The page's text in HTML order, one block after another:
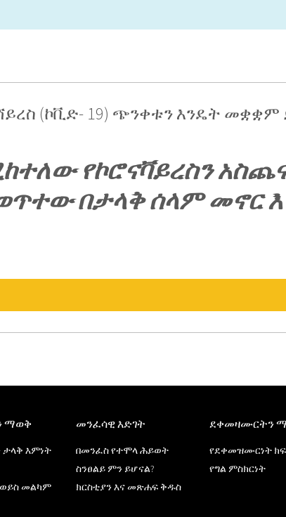
(ኮቪድ- 19) ጭንቀቱን እንዴት መቋቋም
የኮሮናቫይረስን
ወጥተው በታላቅ ሰላም መኖር
ማወቅ
እምነት
መልካም
መንፈሳዊ እድገት
በመንፈስ የተሞላ ሕይወት
ስንፀልይ ምን ይሆናል?
ክርስቲያን እና መጽሐፍ ቅዱስ
ደቀመዛሙርትን
የደቀመዝሙርነት
የግል ምስክርነት